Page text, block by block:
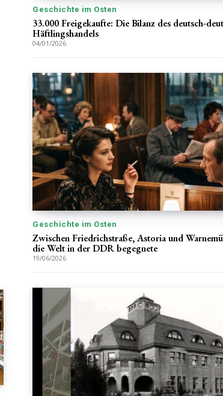
Geschichte im Osten
33.000 Freigekaufte: Die Bilanz des deutsch-
Häftlingshandels
04/01/2026
Geschichte im Osten
Zwischen Friedrichstraße, Astoria und
die Welt in der DDR begegnete
19/06/2026